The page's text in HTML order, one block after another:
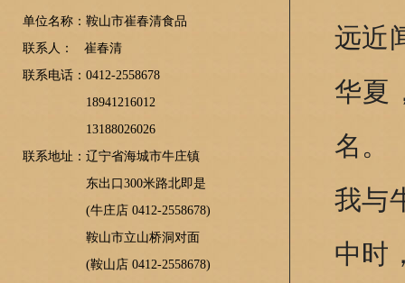
单位名称：鞍山市崔春清食品
联系人：
崔春清
联系电话：0412-2558678
18941216012
13188026026
联系地址： 辽宁省海城市牛庄镇
东出口300米路北即是
(牛庄店 0412-2558678)
鞍山市立山桥洞对面
(鞍山店 0412-2558678)
远近
华夏
名。
我与
中时